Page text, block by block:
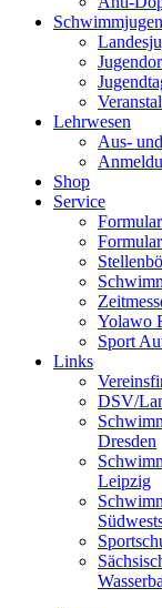
Lehrwesen
Aus-
Shop
Service
Yolawo
Sport
Links
DSV/
Dresden
Leipzig